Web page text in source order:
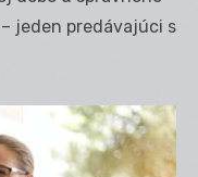
jeden predávajúci s